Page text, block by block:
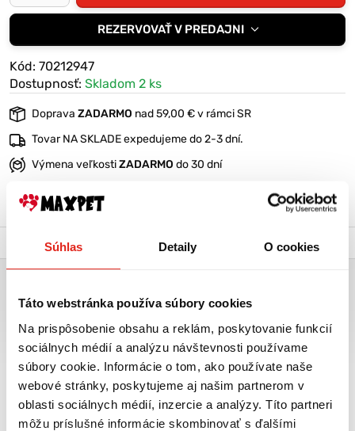
Súhlas Detaily O cookies
Táto webstránka používa súbory cookies
Na prispôsobenie obsahu a reklám, poskytovanie funkcií
sociálnych médií a analýzu návštevnosti používame
súbory cookie. Informácie o tom, ako používate naše
webové stránky, poskytujeme aj našim partnerom v
oblasti sociálnych médií, inzercie a analýzy. Títo partneri
môžu príslušné informácie skombinovať s ďalšími
REZERVOVAŤ V PREDAJNI
Kód: 70212947
Dostupnosť: Skladom 2 ks
Doprava ZADARMO nad 59,00 € v rámci SR
Tovar NA SKLADE expedujeme do 2-3 dní.
Výmena veľkostiZADARMO do 30 dní
VIAC O PRODUKTE
Popis a parametre Výrobca
Útulný plastový pelech Ferplast pre psov s rozmerom 111 x 80,5 x
33,5 cm.
Má vysoký okraj so zaobleným lemom, protišmykové gumové
pätky a dierované dno, ktoré umožňuje cirkuláciu vzduchu.
Siestu môžete doplniť komfortným prateľným vankúšom.